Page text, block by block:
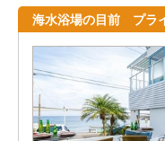
海水浴場の目前 プラ